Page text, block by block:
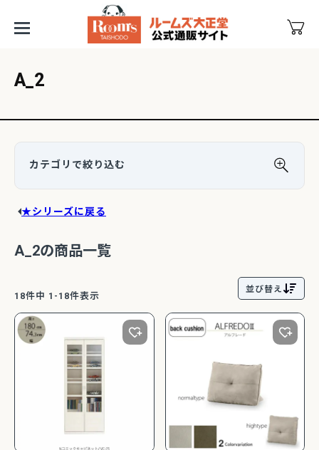
レザーテックス カウチソフ
ァ マウルス2 プライム
PLT【在庫色/特注色】オッ
ト 幅218cm リラックスフ
¥139,800
リビングソファ ライラ198
3人掛 1人掛 ウォッシャブ
ル フルカバーリング 野田産
¥32,450
税込 〜
A_2
★シリーズに戻る
A_2の商品一覧
並び替え
18件中 1 - 18件表示